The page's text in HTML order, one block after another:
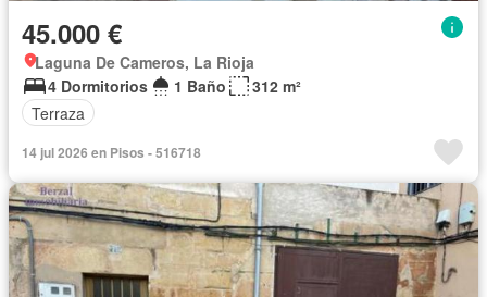
45.000 €
Laguna De Cameros, La Rioja
4 Dormitorios
1 Baño
312 m²
Terraza
14 jul 2026 en Pisos - 516718